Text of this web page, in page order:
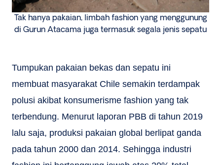
Tak hanya pakaian, limbah fashion yang menggunung
di Gurun Atacama juga termasuk segala jenis sepatu
Tumpukan pakaian bekas dan sepatu ini
membuat masyarakat Chile semakin terdampak
polusi akibat konsumerisme fashion yang tak
terbendung. Menurut laporan PBB di tahun 2019
lalu saja, produksi pakaian global berlipat ganda
pada tahun 2000 dan 2014. Sehingga industri